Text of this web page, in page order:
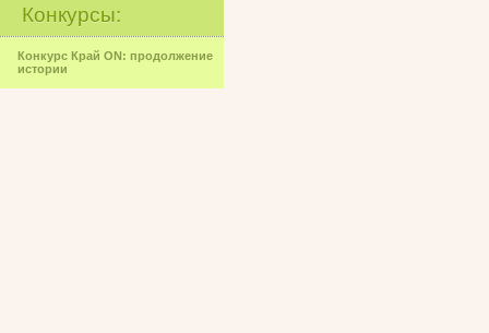
Конкурсы:
Конкурс Край ON: продолжение
истории